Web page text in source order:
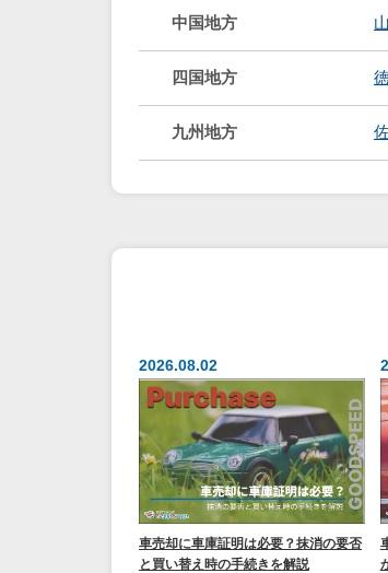
中国地方
四国地方
九州地方
2026.08.02
車売却に車庫証明は必要？抹消の要否
と買い替え時の手続きを解説